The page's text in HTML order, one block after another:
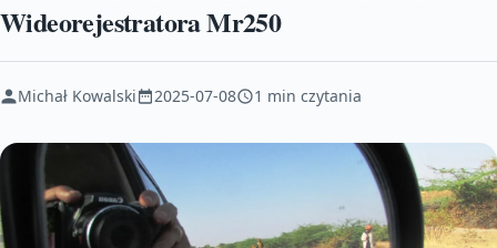
Wideorejestratora Mr250
Michał Kowalski 2025-07-08 1 min czytania